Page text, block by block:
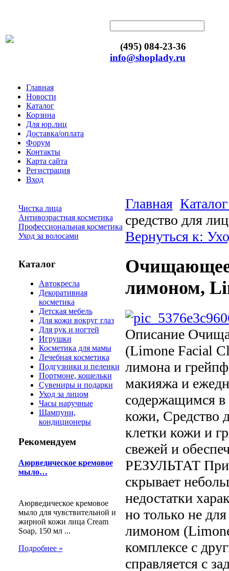
(495) 084-23-36
info@shoplady.ru
Главная
Новости
Каталог
Корзина
Для юр.лиц
Доставка/оплата
Форум
Контакты
Карта сайта
Регистрация
Вход
Чистка лица
Антивозрастная косметика
Профессиональная косметика
Уход за волосами
Каталог
Автокресла
Декоративная
косметика
Детская мебель
Для кожи вокруг глаз
Для рук и ногтей
Игрушки
Косметика для мамы
Лечебная косметика
Подгузники и пеленки
Портмоне, кошельки
Сувениры и подарки
Уход за лицом
Часы наручные
Шампуни,
кондиционеры
Рекомендуем
Аюрведическое кремовое
мыло…
Аюрведическое кремовое
мыло для чувствительной и
жирной кожи лица Cream
Soap, 150 мл ...
Подробнее »
Главная
средство для
Вернуться к:
Очищающее
лимоном,
Описание
(Limone Facial
лимона и
макияжа и
содержащимся
кожи, Средство
клетки кожи и
свежей и
РЕЗУЛЬТАТ
скрывает
недостатки
но только не
лимоном
комплексе с
справляется с